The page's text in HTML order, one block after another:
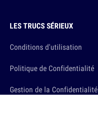
LES TRUCS SÉRIEUX
Conditions d'utilisation
Politique de Confidentialité
Gestion de la Confidentialité